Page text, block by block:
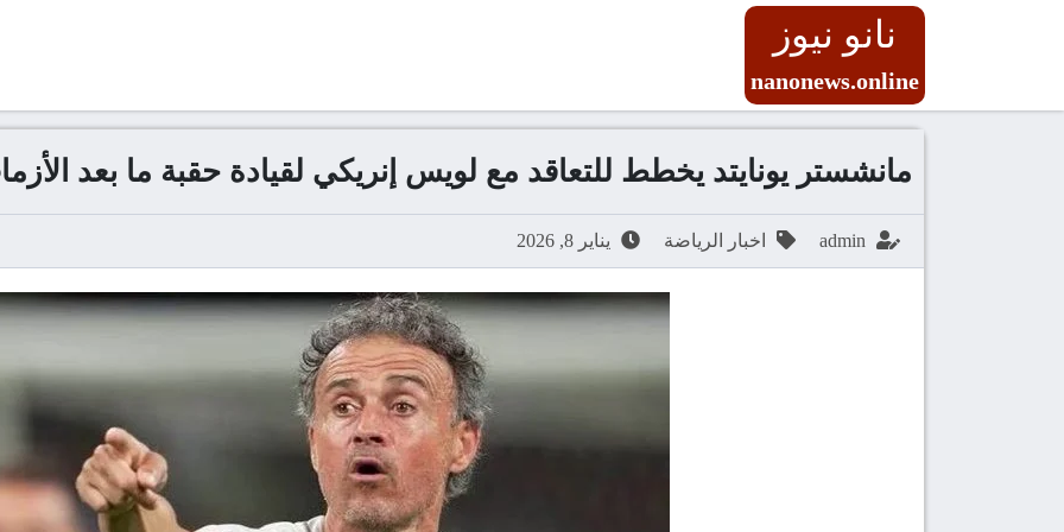
نانو نيوز
nanonews.online
مانشستر يونايتد يخطط للتعاقد مع لويس إنريكي لقيادة حقبة ما بعد
admin اخبار الرياضة يناير 8, 2026